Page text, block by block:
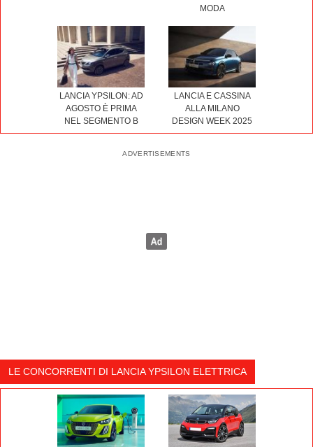
MODA
LANCIA YPSILON: AD
AGOSTO È PRIMA
NEL SEGMENTO B
LANCIA E CASSINA
ALLA MILANO
DESIGN WEEK 2025
LE CONCORRENTI DI LANCIA YPSILON ELETTRICA